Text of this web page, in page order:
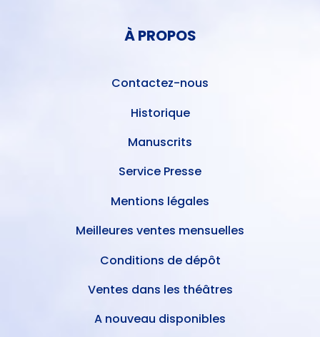
À PROPOS
Contactez-nous
Historique
Manuscrits
Service Presse
Mentions légales
Meilleures ventes mensuelles
Conditions de dépôt
Ventes dans les théâtres
A nouveau disponibles